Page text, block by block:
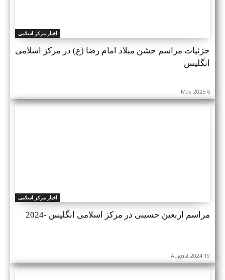
اخبار مرکز اسلامی
جزئیات مراسم جشن میلاد امام رضا (ع) در مرکز اسلامی
انگلیس
6 May 2025
اخبار مرکز اسلامی
مراسم اربعین حسینی در مرکز اسلامی انگلیس -2024
19 August 2024